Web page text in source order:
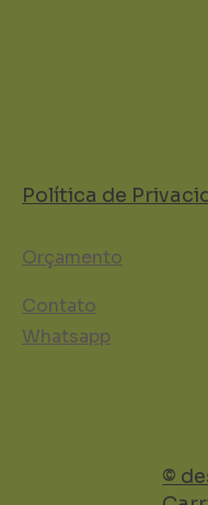
Política de
Orçamento
Contato
Whatsapp
©